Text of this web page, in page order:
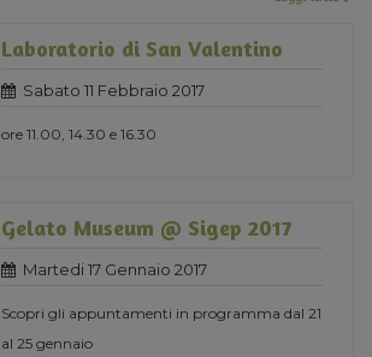
Laboratorio di San Valentino
Sabato 11 Febbraio 2017
ore 11.00, 14.30 e 16.30
Gelato Museum @ Sigep 2017
Martedi 17 Gennaio 2017
Scopri gli appuntamenti in programma dal 21
al 25 gennaio